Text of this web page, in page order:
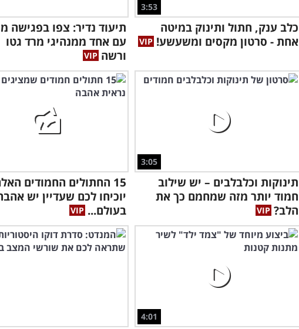
3:53
כלב ענק, חתול ותינוק במיטה
אחת - סרטון מקסים ומשעשע!
תיעוד נדיר: צפו בפגישה
עם אחד ממנהיגי מרד גטו
ורשה
3:05
תינוקות וכלבלבים – יש שילוב
חמוד יותר מזה שמחמם כך את
הלב?
15 החתולים החמודים
יוכיחו לכם שעדיין יש
בעולם...
4:01